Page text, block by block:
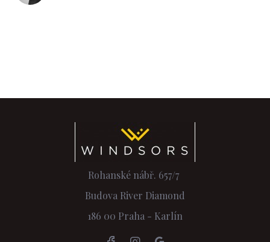
Rohanské nábř. 657/7
Budova River Diamond
186 00 Praha - Karlín